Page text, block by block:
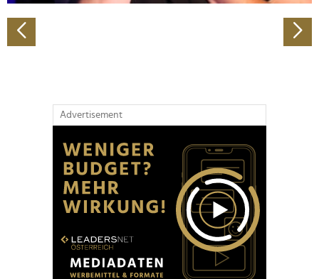
Verwendung unserer Website an unsere Partner für
soziale Medien, Werbung und Analysen weiter. Unsere
Partner führen diese Informationen möglicherweise mit
Advertisement